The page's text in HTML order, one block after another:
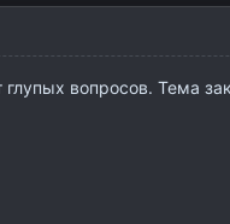
глупых вопросов. Тема